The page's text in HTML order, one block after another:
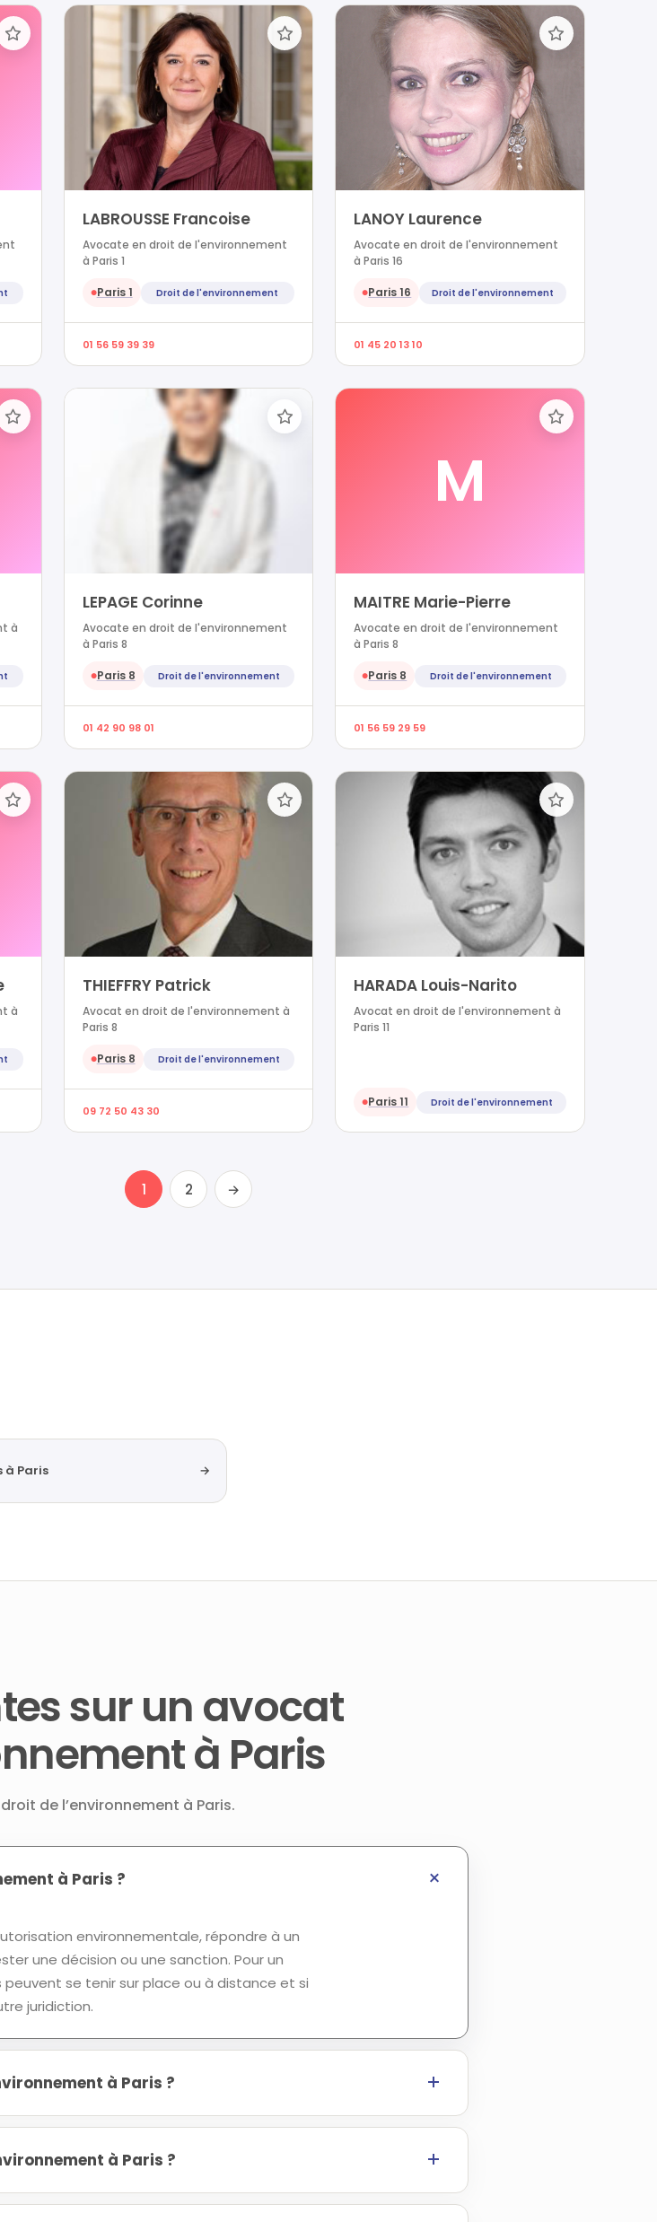
LABROUSSE Francoise
Avocate en droit de l'environnement
à Paris 1
●Paris 1 Droit de l'environnement
01 56 59 39 39
LANOY Laurence
Avocate en droit de l'environnement
à Paris 16
●Paris 16 Droit de l'environnement
01 45 20 13 10
à
LEPAGE Corinne
Avocate en droit de l'environnement
à Paris 8
●Paris 8 Droit de l'environnement
01 42 90 98 01
M
MAITRE Marie-Pierre
Avocate en droit de l'environnement
à Paris 8
●Paris 8 Droit de l'environnement
01 56 59 29 59
à
THIEFFRY Patrick
Avocat en droit de l'environnement à
Paris 8
●Paris 8 Droit de l'environnement
09 72 50 43 30
HARADA Louis-Narito
Avocat en droit de l'environnement à
Paris 11
●Paris 11 Droit de l'environnement
1 2 →
à Paris →
sur un avocat
à Paris
de l’environnement à Paris.
à Paris ?
environnementale, répondre à un
une décision ou une sanction. Pour un
peuvent se tenir sur place ou à distance et si
juridiction.
à Paris ?
à Paris ?